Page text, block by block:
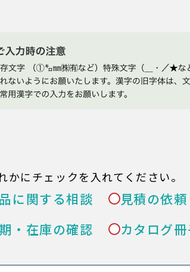
かにチェックを入れてください。
に関する相談
見積の依頼
・在庫の確認
カタログ